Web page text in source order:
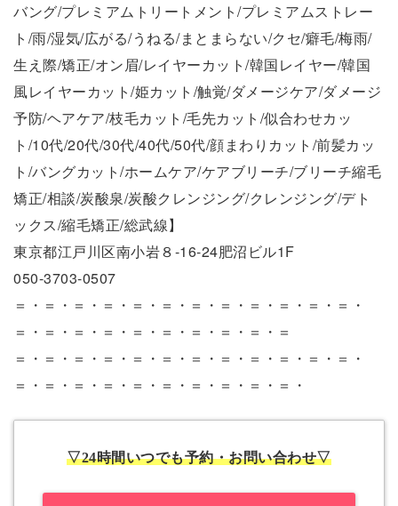
バング/プレミアムトリートメント/プレミアムストレー
ト/雨/湿気/広がる/うねる/まとまらない/クセ/癖毛/梅雨/
生え際/矯正/オン眉/レイヤーカット/韓国レイヤー/韓国
風レイヤーカット/姫カット/触覚/ダメージケア/ダメージ
予防/ヘアケア/枝毛カット/毛先カット/似合わせカッ
ト/10代/20代/30代/40代/50代/顔まわりカット/前髪カッ
ト/バングカット/ホームケア/ケアブリーチ/ブリーチ縮毛
矯正/相談/炭酸泉/炭酸クレンジング/クレンジング/デト
ックス/縮毛矯正/総武線】
東京都江戸川区南小岩８-16-24肥沼ビル1F
050-3703-0507
＝・＝・＝・＝・＝・＝・＝・＝・＝・＝・＝・＝・
＝・＝・＝・＝・＝・＝・＝・＝・＝・＝
＝・＝・＝・＝・＝・＝・＝・＝・＝・＝・＝・＝・
＝・＝・＝・＝・＝・＝・＝・＝・＝・＝・
▽24時間いつでも予約・お問い合わせ▽